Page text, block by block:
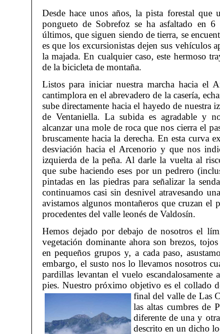
Desde hace unos años, la pista forestal que
pongueto de Sobrefoz se ha asfaltado en
últimos, que siguen siendo de tierra, se
es que los excursionistas dejen sus vehículos
la majada. En cualquier caso, este hermoso
de la bicicleta de montaña.
Listos para iniciar nuestra marcha hacia el
cantimplora en el abrevadero de la casería,
sube directamente hacia el hayedo de nuestra
de Ventaniella. La subida es agradable y
alcanzar una mole de roca que nos cierra el
bruscamente hacia la derecha. En esta curva
desviación hacia el Arcenorio y que nos
izquierda de la peña. Al darle la vuelta al
que sube haciendo eses por un pedrero
pintadas en las piedras para señalizar la
continuamos casi sin desnivel atravesando
avistamos algunos montañeros que cruzan el
procedentes del valle leonés de Valdosín.
Hemos dejado por debajo de nosotros el
vegetación dominante ahora son brezos,
en pequeños grupos y, a cada paso,
embargo, el susto nos lo llevamos nosotros
pardillas levantan el vuelo escandalosamente
pies. Nuestro próximo objetivo es el collado
final del valle de Las
las altas cumbres de
diferente de una y
descrito en un dicho